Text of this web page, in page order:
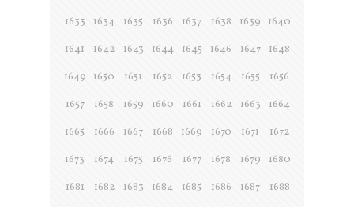
1633
1634 1635 1636 1637 1638 1639
1640
1641
1642 1643 1644 1645 1646 1647
1648
1649
1650 1651 1652 1653 1654 1655
1656
1657
1658 1659 1660 1661 1662 1663
1664
1665
1666 1667 1668 1669 1670 1671
1672
1673
1674 1675 1676 1677 1678 1679
1680
1681
1682 1683 1684 1685 1686 1687
1688